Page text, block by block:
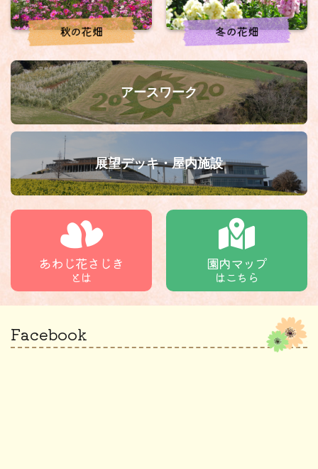
アースワーク
展望デッキ・屋内施設
あわじ花さじき
とは
園内マップ
はこちら
Facebook